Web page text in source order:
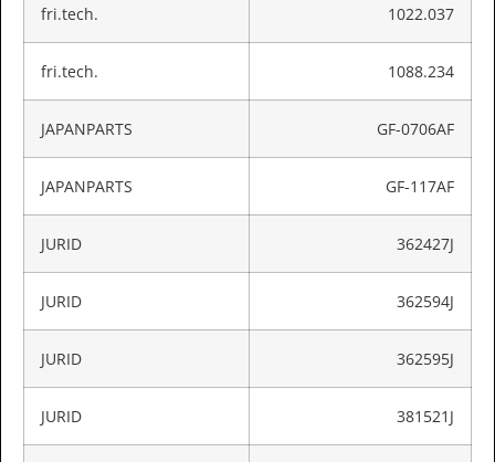
fri.tech. 1022.037
fri.tech. 1088.234
JAPANPARTS GF-0706AF
JAPANPARTS GF-117AF
JURID 362427J
JURID 362594J
JURID 362595J
JURID 381521J